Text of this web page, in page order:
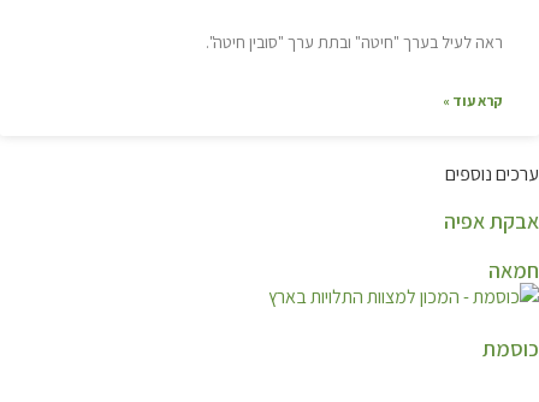
ראה לעיל בערך "חיטה" ובתת ערך "סובין חיטה".
קרא עוד »
ערכים נוספים
אבקת אפיה
חמאה
כוסמת